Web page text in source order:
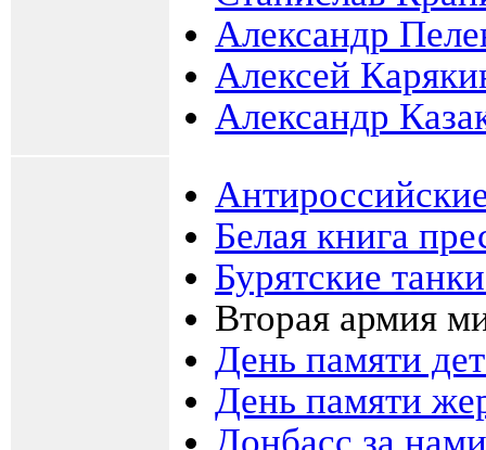
Александр
Алексей
Александр
Белая книга
Бурятские
Вторая армия
День памяти
День памяти